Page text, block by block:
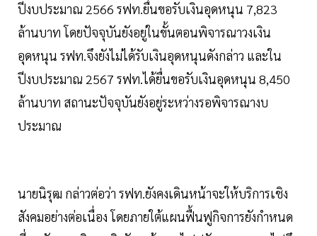
ปีงบประมาณ 2566 รฟท.ยื่นขอรับเงินอุดหนุน 7,823
ล้านบาท โดยปัจจุบันยังอยู่ในขั้นตอนพิจารณาวงเงิน
อุดหนุน รฟท.จึงยังไม่ได้รับเงินอุดหนุนดังกล่าว และใน
ปีงบประมาณ 2567 รฟท.ได้ยื่นขอรับเงินอุดหนุน 8,450
ล้านบาท สถานะปัจจุบันยังอยู่ระหว่างรอพิจารณางบ
ประมาณ
นายนิรุฒ กล่าวต่อว่า รฟท.ยังคงเดินหน้าจะให้บริการเชิง
สังคมอย่างต่อเนื่อง โดยภายใต้แผนฟื้นฟูกิจการยังกำหนด